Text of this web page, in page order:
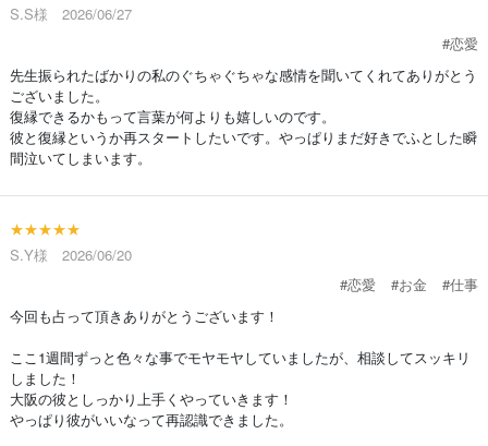
S.S様 2026/06/27
#恋愛
先生振られたばかりの私のぐちゃぐちゃな感情を聞いてくれてありがとう
ございました。
復縁できるかもって言葉が何よりも嬉しいのです。
彼と復縁というか再スタートしたいです。やっぱりまだ好きでふとした瞬
間泣いてしまいます。
★★★★★
S.Y様 2026/06/20
#恋愛
#お金
#仕事
今回も占って頂きありがとうございます！
ここ1週間ずっと色々な事でモヤモヤしていましたが、相談してスッキリ
しました！
大阪の彼としっかり上手くやっていきます！
やっぱり彼がいいなって再認識できました。